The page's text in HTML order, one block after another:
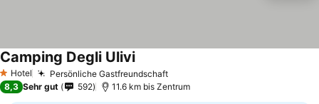
1 Sterne
Hotel Persönliche GastfreundschaftPreise sehen
Camping Degli UliviPreise sehen
8,3 Sehr gut 592 11.6 km bis Zentrum